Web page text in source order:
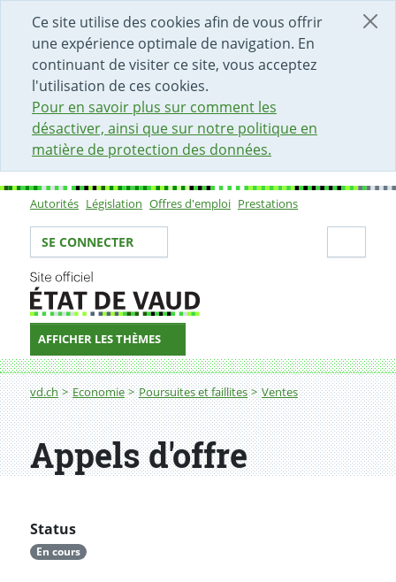
Ce site utilise des cookies afin de vous offrir
une expérience optimale de navigation. En
continuant de visiter ce site, vous acceptez
l'utilisation de ces cookies.
Pour en savoir plus sur comment les
désactiver, ainsi que sur notre politique en
matière de protection des données.
DÉBUT DU CONTENU DE LA PAGE
ACCÈS AU CHAMP DE RECHERCHE
PAGE D'ACCUEIL
FORMULAIRE DE CONTACT
Sous-navigation
Autorités Législation Offres d'emploi Prestations
Votre identité
SE CONNECTER
AFFICHER LES THÈMES
Fil d'Ariane
vd.ch Economie Poursuites et faillites Ventes
Appels d'offre
Status
En cours